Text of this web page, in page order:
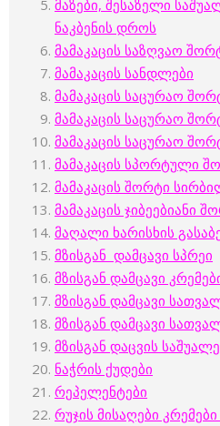
მაზები, შესაზელი
ნაკბენის დროს
მამაკაცის საზღვაო
მამაკაცის სანდლები
მამაკაცის საცურაო
მამაკაცის საცურაო
მამაკაცის საცურაო
მამაკაცის სპორტული
მამაკაცის შორტი
მამაკაცის ჯიბეებიანი
მაღალი ხარისხის
მზისგან დამცავი სპრეი
მზისგან დამცავი
მზისგან დამცავი
მზისგან დამცავი
მზისგან დაცვის
ნაჭრის ქუდები
რეპელენტები
რუჯის მისაღები